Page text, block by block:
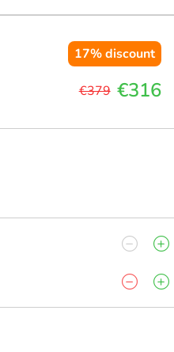
17%discount
€379 €316